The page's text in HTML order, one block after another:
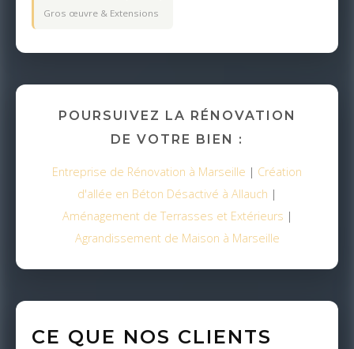
Gros œuvre & Extensions
POURSUIVEZ LA RÉNOVATION
DE VOTRE BIEN :
Entreprise de Rénovation à Marseille | Création
d'allée en Béton Désactivé à Allauch |
Aménagement de Terrasses et Extérieurs |
Agrandissement de Maison à Marseille
CE QUE NOS CLIENTS